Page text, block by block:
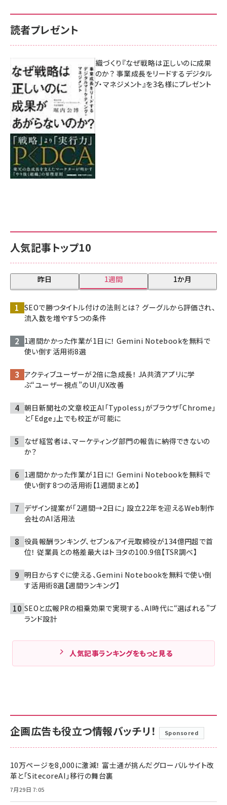
人気記事トップ10
昨日 1週間 1か月
SEOで勝つタイトル付けの法則とは？ グーグルから評価され、
流入数を増やす5つの条件
1週間かかった作業が1日に！ Gemini Notebookを無料で
使い倒す活用術8選
アクティブユーザーが2倍に急成長！ JA共済アプリに学
ぶ“ユーザー視点”のUI/UX改善
朝日新聞社の文章校正AI「Typoless」がブラウザ「Chrome」
と「Edge」上でも校正が可能に
なぜ経営者は、マーケティング部門の報告に納得できないの
か？
1週間かかった作業が1日に！ Gemini Notebookを無料で
使い倒す8つの活用術【1週間まとめ】
デザイン提案が「2週間→2日に」 設立22年を迎えるWeb制作
会社のAI活用法
役員報酬ランキング、セブン＆アイ元取締役が134億円超で首
位！ 従業員との格差最大はトヨタの100.9倍【TSR調べ】
明日からすぐに使える、Gemini Notebookを無料で使い倒
す活用術8選【週間ランキング】
SEOと広報PRの相乗効果で実現する、AI時代に“選ばれる”ブ
ランド設計
人気記事ランキングをもっと見る
読者プレゼント
成果を生む組織づくり『なぜ戦略は正しいのに成果
があがらないのか？ 事業成長をリードするデジタル
マーケティング・マネジメント』を3名様にプレゼント
8月7日 10:00
企画広告も役立つ情報バッチリ！ Sponsored
10万ページを8,000に激減！ 富士通が挑んだグローバルサイト改
革と「SitecoreAI」移行の舞台裏
7月29日 7:05